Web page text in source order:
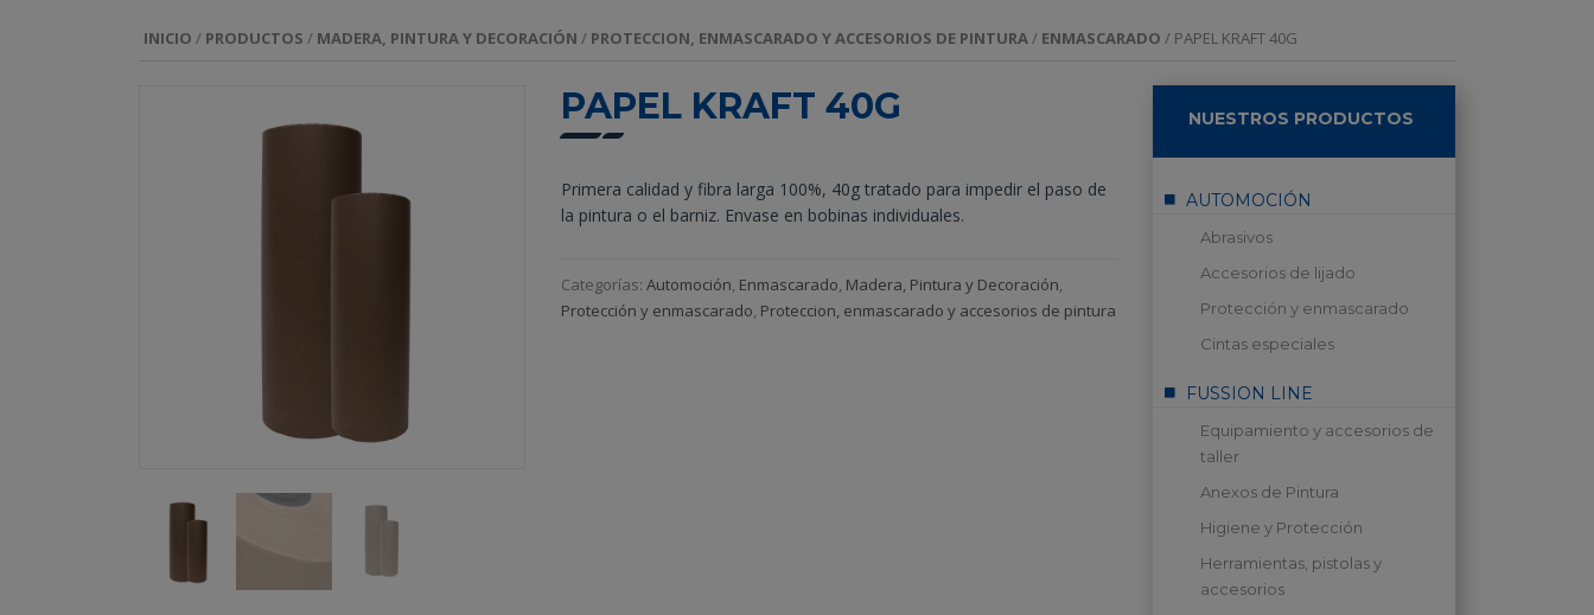
INICIO / PRODUCTOS / MADERA, PINTURA Y DECORACIÓN / PROTECCION, ENMASCARADO Y ACCESORIOS DE PINTURA/ ENMASCARADO / PAPEL KRAFT 40G
PAPEL KRAFT 40G
Primera calidad y fibra larga 100%, 40g tratado para impedir el paso de
la pintura o el barniz. Envase en bobinas individuales.
Categorías:Automoción, Enmascarado, Madera, Pintura y Decoración,
Protección y enmascarado, Proteccion, enmascarado y accesorios de pintura
NUESTROS PRODUCTOS
AUTOMOCIÓN
Abrasivos
Accesorios de lijado
Protección y enmascarado
Cintas especiales
FUSSION LINE
Equipamiento y accesorios de
taller
Anexos de Pintura
Higiene y Protección
Herramientas, pistolas y
accesorios